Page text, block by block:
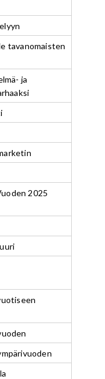
tavanomaisten
ja
2025